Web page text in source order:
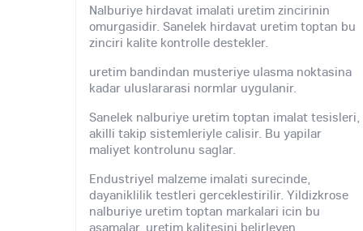
Nalburiye hirdavat imalati uretim zincirinin
omurgasidir. Sanelek hirdavat uretim toptan bu
zinciri kalite kontrolle destekler.
uretim bandindan musteriye ulasma noktasina
kadar uluslararasi normlar uygulanir.
Sanelek nalburiye uretim toptan imalat tesisleri,
akilli takip sistemleriyle calisir. Bu yapilar
maliyet kontrolunu saglar.
Endustriyel malzeme imalati surecinde,
dayaniklilik testleri gerceklestirilir. Yildizkrose
nalburiye uretim toptan markalari icin bu
asamalar, uretim kalitesini belirleyen